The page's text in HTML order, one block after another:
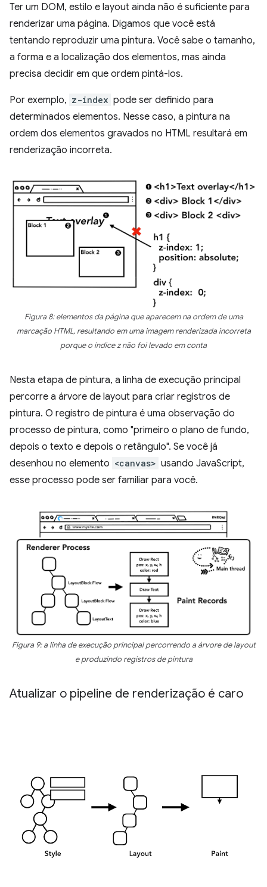
Ter um DOM, estilo e layout ainda não é suficiente para
renderizar uma página. Digamos que você está
tentando reproduzir uma pintura. Você sabe o tamanho,
a forma e a localização dos elementos, mas ainda
precisa decidir em que ordem pintá-los.
Por exemplo, z-index pode ser definido para
determinados elementos. Nesse caso, a pintura na
ordem dos elementos gravados no HTML resultará em
renderização incorreta.
Figura 8: elementos da página que aparecem na ordem de uma
marcação HTML, resultando em uma imagem renderizada incorreta
porque o índice z não foi levado em conta
Nesta etapa de pintura, a linha de execução principal
percorre a árvore de layout para criar registros de
pintura. O registro de pintura é uma observação do
processo de pintura, como "primeiro o plano de fundo,
depois o texto e depois o retângulo". Se você já
desenhou no elemento <canvas> usando JavaScript,
esse processo pode ser familiar para você.
Figura 9: a linha de execução principal percorrendo a árvore de layout
e produzindo registros de pintura
Atualizar o pipeline de renderização é caro